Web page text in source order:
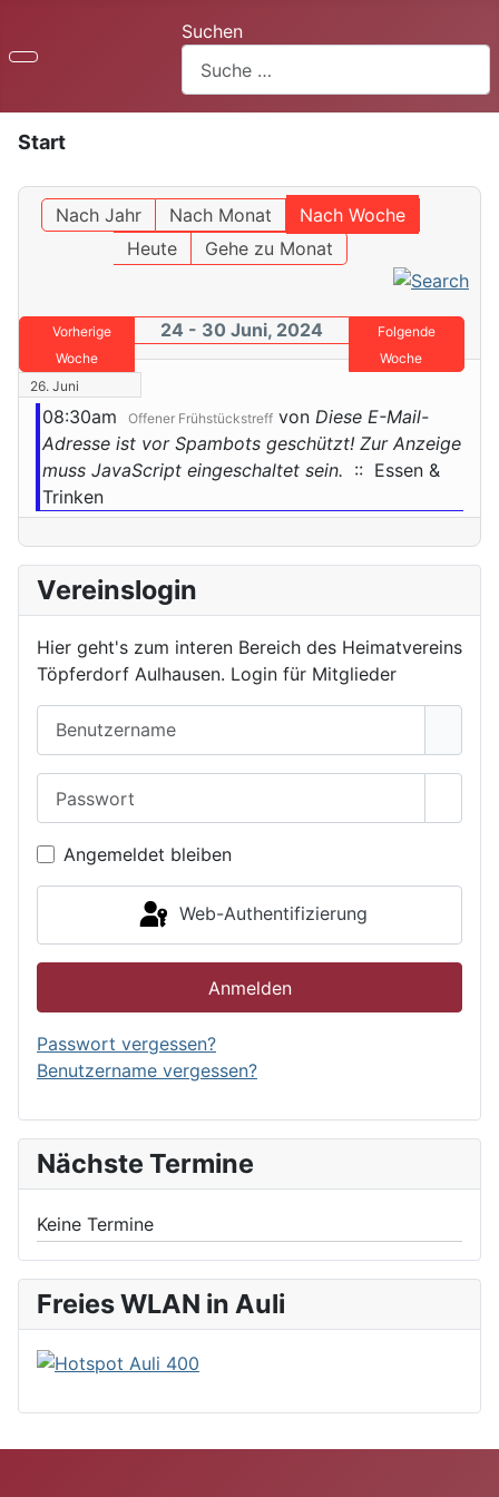
Suchen
Start
Nach Jahr Nach Monat
Nach Woche
Heute
Gehe zu Monat
Vorherige
Woche
24 - 30 Juni, 2024
Folgende
Woche
26. Juni
08:30am Offener Frühstückstreff von Diese E-Mail-
Adresse ist vor Spambots geschützt! Zur Anzeige
muss JavaScript eingeschaltet sein. :: Essen &
Trinken
Vereinslogin
Hier geht's zum interen Bereich des Heimatvereins
Töpferdorf Aulhausen. Login für Mitglieder
Angemeldet bleiben
Web-Authentifizierung
Anmelden
Passwort vergessen?
Benutzername vergessen?
Nächste Termine
Keine Termine
Freies WLAN in Auli